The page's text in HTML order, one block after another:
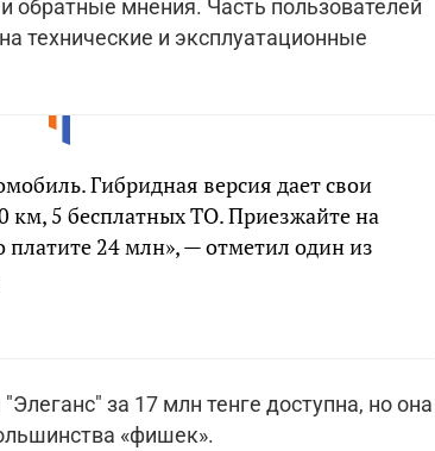
обратные мнения. Часть пользователей
технические и эксплуатационные
Гибридная версия дает свои
км, 5 бесплатных ТО. Приезжайте на
платите 24 млн», — отметил один из
за 17 млн тенге доступна, но она
«фишек».